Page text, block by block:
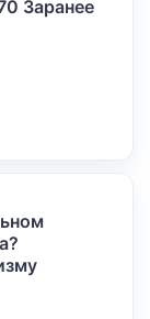
Заранее